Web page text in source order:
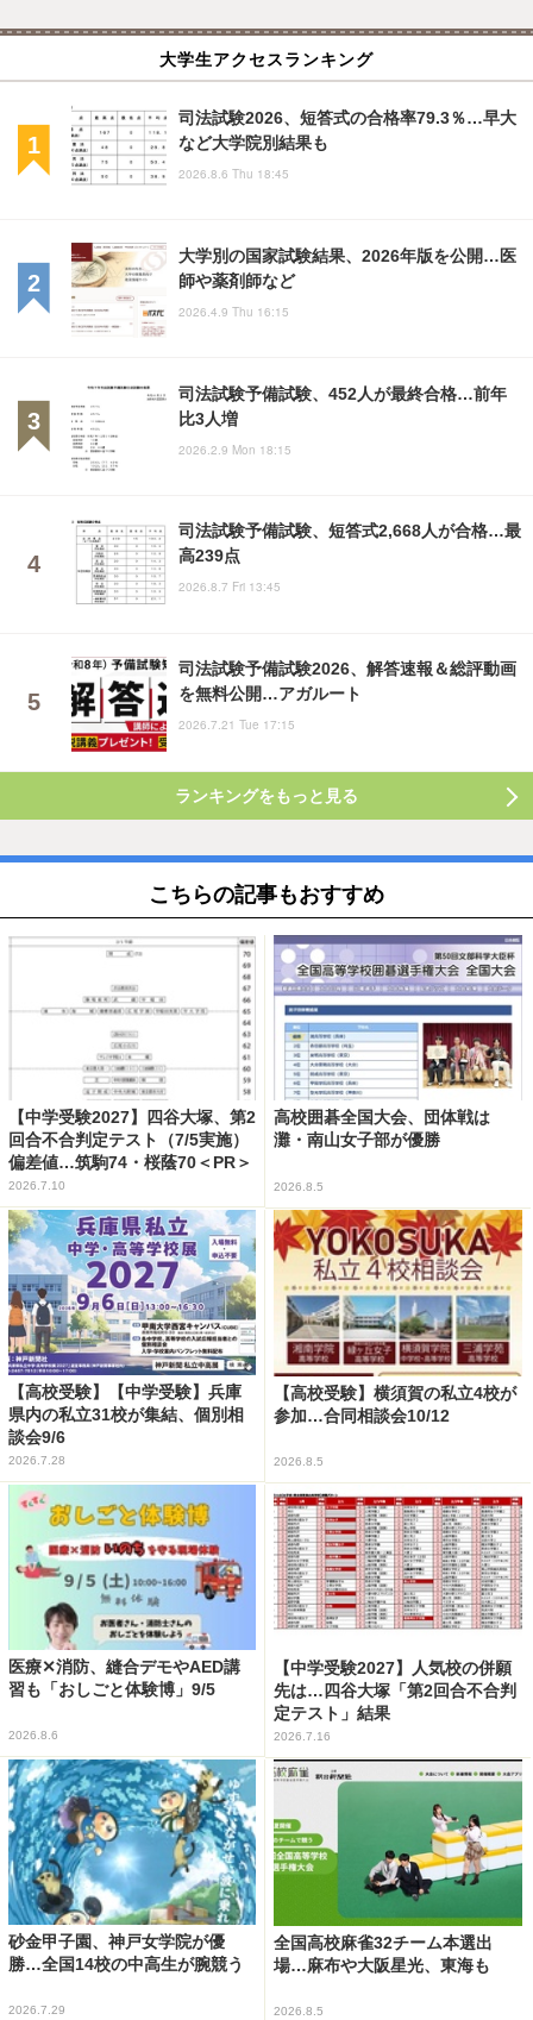
大学生アクセスランキング
司法試験2026、短答式の合格率79.3％…早大
など大学院別結果も
2026.8.6 Thu 18:45
大学別の国家試験結果、2026年版を公開…医
師や薬剤師など
2026.4.9 Thu 16:15
司法試験予備試験、452人が最終合格…前年
比3人増
2026.2.9 Mon 18:15
司法試験予備試験、短答式2,668人が合格…最
高239点
2026.8.7 Fri 13:45
司法試験予備試験2026、解答速報＆総評動画
を無料公開…アガルート
2026.7.21 Tue 17:15
ランキングをもっと見る
こちらの記事もおすすめ
【中学受験2027】四谷大塚、第2
回合不合判定テスト（7/5実施）
偏差値…筑駒74・桜蔭70＜PR＞
2026.7.10
高校囲碁全国大会、団体戦は
灘・南山女子部が優勝
2026.8.5
【高校受験】【中学受験】兵庫
県内の私立31校が集結、個別相
談会9/6
2026.7.28
【高校受験】横須賀の私立4校が
参加…合同相談会10/12
2026.8.5
医療✕消防、縫合デモやAED講
習も「おしごと体験博」9/5
2026.8.6
【中学受験2027】人気校の併願
先は…四谷大塚「第2回合不合判
定テスト」結果
2026.7.16
砂金甲子園、神戸女学院が優
勝…全国14校の中高生が腕競う
2026.7.29
全国高校麻雀32チーム本選出
場…麻布や大阪星光、東海も
2026.8.5